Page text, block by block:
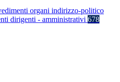
organi indirizzo-politico
dirigenti - amministrativi 678